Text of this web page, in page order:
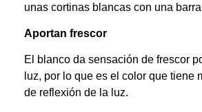
unas cortinas blancas con una
Aportan frescor
El blanco da sensación de frescor
luz, por lo que es el color que tiene
de reflexión de la luz.